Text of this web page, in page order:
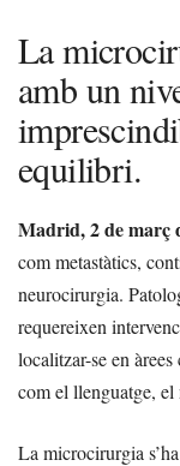
La
amb un
equilibri.
Madrid, 2 de març
com metastàtics,
neurocirurgia.
requereixen
localitzar-se en
com el llenguatge,
La microcirurgia